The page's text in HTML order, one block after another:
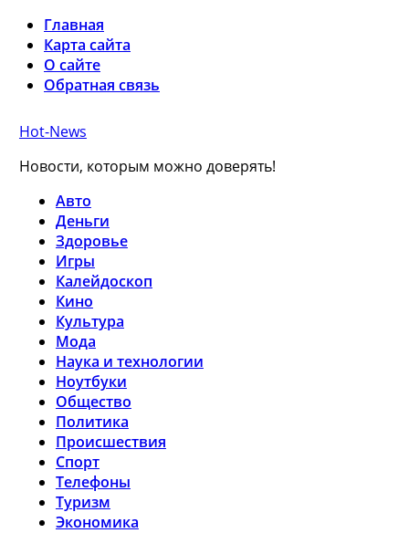
Главная
Карта сайта
О сайте
Обратная связь
Hot-News
Новости, которым можно доверять!
Авто
Деньги
Здоровье
Игры
Калейдоскоп
Кино
Культура
Мода
Наука и технологии
Ноутбуки
Общество
Политика
Происшествия
Спорт
Телефоны
Туризм
Экономика